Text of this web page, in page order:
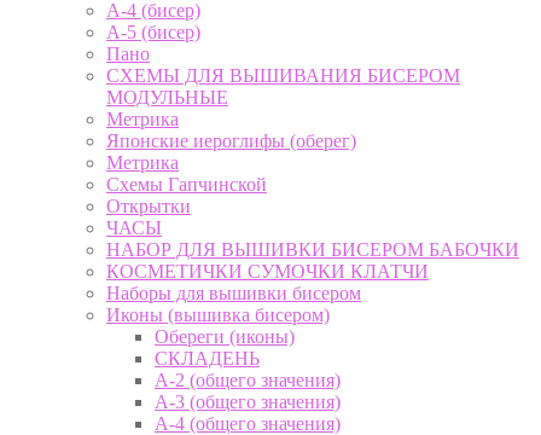
А-4 (бисер)
А-5 (бисер)
Пано
СХЕМЫ ДЛЯ ВЫШИВАНИЯ БИСЕРОМ
МОДУЛЬНЫЕ
Метрика
Японские иероглифы (оберег)
Метрика
Схемы Гапчинской
Открытки
ЧАСЫ
НАБОР ДЛЯ ВЫШИВКИ БИСЕРОМ БАБОЧКИ
КОСМЕТИЧКИ СУМОЧКИ КЛАТЧИ
Наборы для вышивки бисером
Иконы (вышивка бисером)
Обереги (иконы)
СКЛАДЕНЬ
А-2 (общего значения)
А-3 (общего значения)
А-4 (общего значения)